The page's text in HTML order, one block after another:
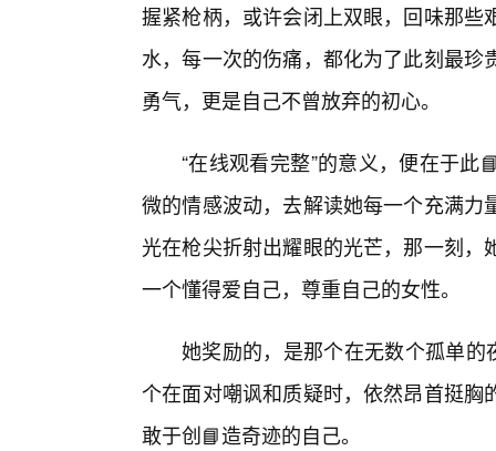
握紧枪柄，或许会闭上双眼，回味那
水，每一次的伤痛，都化为了此刻最
勇气，更是自己不曾放弃的初心。
“在线观看完整”的意义，便在于
微的情感波动，去解读她每一个充满
光在枪尖折射出耀眼的光芒，那一刻
一个懂得爱自己，尊重自己的女性。
她奖励的，是那个在无数个孤单的
个在面对嘲讽和质疑时，依然昂首挺
敢于创📘造奇迹的自己。